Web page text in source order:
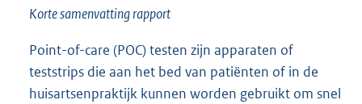
Korte samenvatting rapport
Point-of-care (POC) testen zijn apparaten of
teststrips die aan het bed van patiënten of in de
huisartsenpraktijk kunnen worden gebruikt om snel